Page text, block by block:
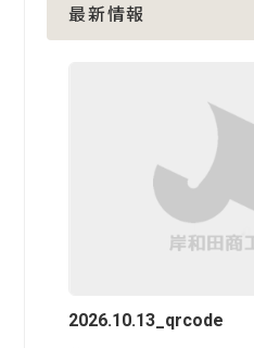
最新情報
2026.10.13_qrcode